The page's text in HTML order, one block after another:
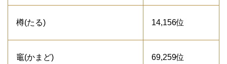
樽(たる) 14,156位
竈(かまど) 69,259位